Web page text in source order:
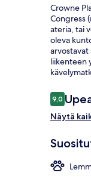
Crowne
Congress
ateria, tai
oleva
arvostavat
liikenteen
9,09,0 kautta
Näytä